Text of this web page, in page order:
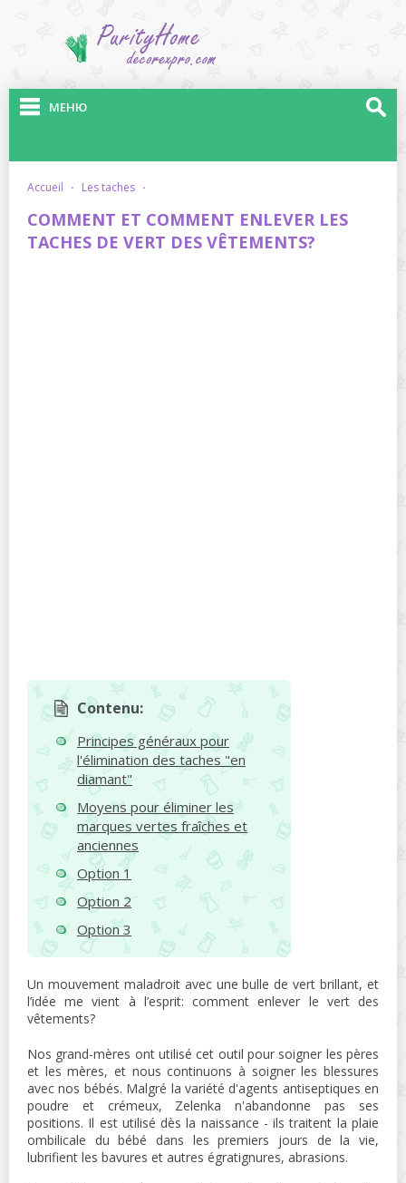
МЕНЮ
accueil · les taches ·
COMMENT ET COMMENT ENLEVER LES
TACHES DE VERT DES VÊTEMENTS?
Contenu:
Principes généraux pour
l'élimination des taches "en
diamant"
Moyens pour éliminer les
marques vertes fraîches et
anciennes
Option 1
Option 2
Option 3
Un mouvement maladroit avec une bulle de vert brillant, et
l’idée me vient à l’esprit: comment enlever le vert des
vêtements?
Nos grand-mères ont utilisé cet outil pour soigner les pères
et les mères, et nous continuons à soigner les blessures
avec nos bébés. Malgré la variété d'agents antiseptiques en
poudre et crémeux, Zelenka n'abandonne pas ses
positions. Il est utilisé dès la naissance - ils traitent la plaie
ombilicale du bébé dans les premiers jours de la vie,
lubrifient les bavures et autres égratignures, abrasions.